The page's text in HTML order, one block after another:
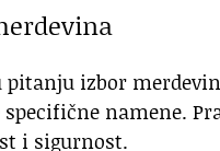
pitanju izbor
namene.
i sigurnost.